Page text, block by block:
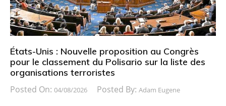
États-Unis : Nouvelle proposition au Congrès
pour le classement du Polisario sur la liste des
organisations terroristes
Posted On: 04/08/2026 Posted By: Adam Eugene